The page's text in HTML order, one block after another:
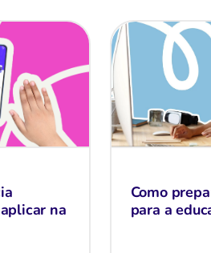
na
Como
para a